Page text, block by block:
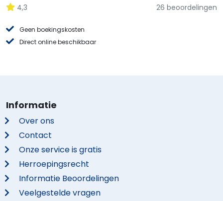
4,3 26 beoordelingen
Geen boekingskosten
Direct online beschikbaar
Informatie
Over ons
Contact
Onze service is gratis
Herroepingsrecht
Informatie Beoordelingen
Veelgestelde vragen